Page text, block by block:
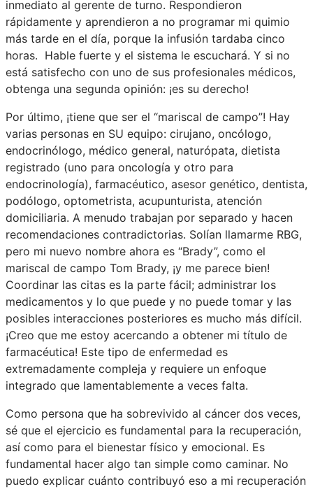
inmediato al gerente de turno. Respondieron
rápidamente y aprendieron a no programar mi quimio
más tarde en el día, porque la infusión tardaba cinco
horas. Hable fuerte y el sistema le escuchará. Y si no
está satisfecho con uno de sus profesionales médicos,
obtenga una segunda opinión: ¡es su derecho!
Por último, ¡tiene que ser el “mariscal de campo”! Hay
varias personas en SU ​​equipo: cirujano, oncólogo,
endocrinólogo, médico general, naturópata, dietista
registrado (uno para oncología y otro para
endocrinología), farmacéutico, asesor genético, dentista,
podólogo, optometrista, acupunturista, atención
domiciliaria. A menudo trabajan por separado y hacen
recomendaciones contradictorias. Solían llamarme RBG,
pero mi nuevo nombre ahora es “Brady”, como el
mariscal de campo Tom Brady, ¡y me parece bien!
Coordinar las citas es la parte fácil; administrar los
medicamentos y lo que puede y no puede tomar y las
posibles interacciones posteriores es mucho más difícil.
¡Creo que me estoy acercando a obtener mi título de
farmacéutica! Este tipo de enfermedad es
extremadamente compleja y requiere un enfoque
integrado que lamentablemente a veces falta.
Como persona que ha sobrevivido al cáncer dos veces,
sé que el ejercicio es fundamental para la recuperación,
así como para el bienestar físico y emocional. Es
fundamental hacer algo tan simple como caminar. No
puedo explicar cuánto contribuyó eso a mi recuperación